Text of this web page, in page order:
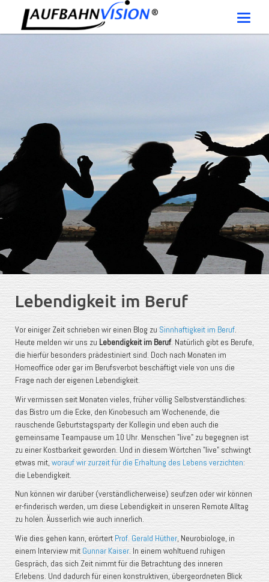
Lebendigkeit im Beruf
Vor einiger Zeit schrieben wir einen Blog zu Sinnhaftigkeit im Beruf.
Heute melden wir uns zuLebendigkeit im Beruf. Natürlich gibt es Berufe,
die hierfür besonders prädestiniert sind. Doch nach Monaten im
Homeoffice oder gar im Berufsverbot beschäftigt viele von uns die
Frage nach der eigenen Lebendigkeit.
Wir vermissen seit Monaten vieles, früher völlig Selbstverständliches:
das Bistro um die Ecke, den Kinobesuch am Wochenende, die
rauschende Geburtstagsparty der Kollegin und eben auch die
gemeinsame Teampause um 10 Uhr. Menschen "live" zu begegnen ist
zu einer Kostbarkeit geworden. Und in diesem Wörtchen "live" schwingt
etwas mit, worauf wir zurzeit für die Erhaltung des Lebens verzichten:
die Lebendigkeit.
Nun können wir darüber (verständlicherweise) seufzen oder wir können
er-finderisch werden, um diese Lebendigkeit in unseren Remote Alltag
zu holen. Äusserlich wie auch innerlich.
Wie dies gehen kann, erörtertProf. Gerald Hüther, Neurobiologe, in
einem Interview mit Gunnar Kaiser. In einem wohltuend ruhigen
Gespräch, das sich Zeit nimmt für die Betrachtung des inneren
Erlebens. Und dadurch für einen konstruktiven, übergeordneten Blick